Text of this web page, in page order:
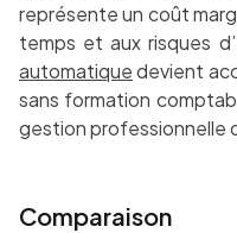
représente un coût
temps et aux risques
automatiquedevient
sans formation
gestion professionnelle